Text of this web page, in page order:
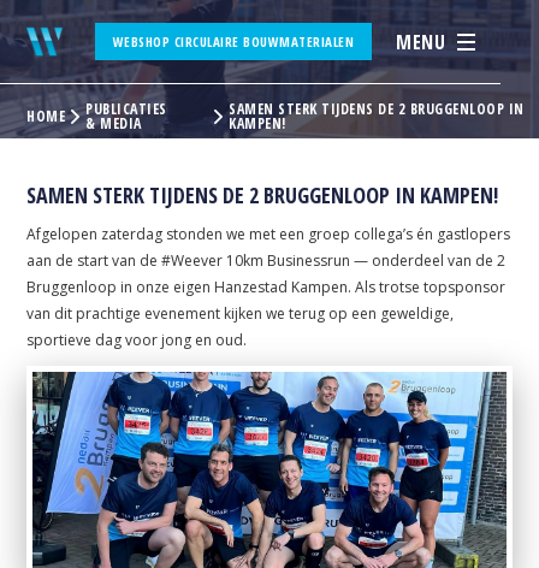
WEBSHOP CIRCULAIRE BOUWMATERIALEN MENU
HOME PUBLICATIES
& MEDIA
SAMEN STERK TIJDENS DE 2 BRUGGENLOOP IN
KAMPEN!
SAMEN STERK TIJDENS DE 2 BRUGGENLOOP IN KAMPEN!
Afgelopen zaterdag stonden we met een groep collega’s én gastlopers
aan de start van de #Weever 10km Businessrun — onderdeel van de 2
Bruggenloop in onze eigen Hanzestad Kampen. Als trotse topsponsor
van dit prachtige evenement kijken we terug op een geweldige,
sportieve dag voor jong en oud.